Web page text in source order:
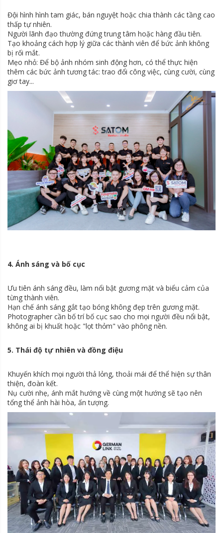
Đội hình hình tam giác, bán nguyệt hoặc chia thành các tầng cao
thấp tự nhiên.
Người lãnh đạo thường đứng trung tâm hoặc hàng đầu tiên.
Tạo khoảng cách hợp lý giữa các thành viên để bức ảnh không
bị rối mắt.
Mẹo nhỏ: Để bộ ảnh nhóm sinh động hơn, có thể thực hiện
thêm các bức ảnh tương tác: trao đổi công việc, cùng cười, cùng
giơ tay...
4. Ánh sáng và bố cục
Ưu tiên ánh sáng đều, làm nổi bật gương mặt và biểu cảm của
từng thành viên.
Hạn chế ánh sáng gắt tạo bóng không đẹp trên gương mặt.
Photographer cần bố trí bố cục sao cho mọi người đều nổi bật,
không ai bị khuất hoặc "lọt thỏm" vào phông nền.
5. Thái độ tự nhiên và đồng điệu
Khuyến khích mọi người thả lỏng, thoải mái để thể hiện sự thân
thiện, đoàn kết.
Nụ cười nhẹ, ánh mắt hướng về cùng một hướng sẽ tạo nên
tổng thể ảnh hài hòa, ấn tượng.